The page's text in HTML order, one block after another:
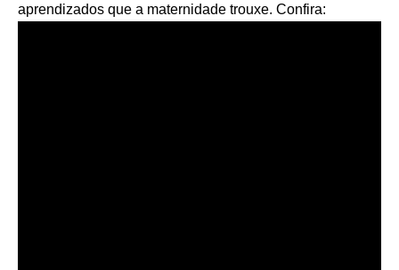
aprendizados que a maternidade trouxe. Confira: